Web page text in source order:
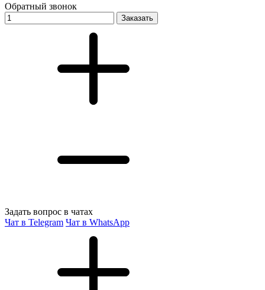
Обратный звонок
Заказать
Задать вопрос в чатах
Чат в Telegram Чат в WhatsApp